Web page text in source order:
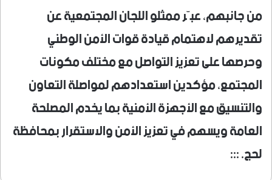
من جانبهم، عبّر ممثلو اللجان المجتمعية عن
تقديرهم لاهتمام قيادة قوات الأمن الوطني
وحرصها على تعزيز التواصل مع مختلف مكونات
المجتمع، مؤكدين استعدادهم لمواصلة التعاون
والتنسيق مع الأجهزة الأمنية بما يخدم المصلحة
العامة ويسهم في تعزيز الأمن والاستقرار بمحافظة
لحج. :::